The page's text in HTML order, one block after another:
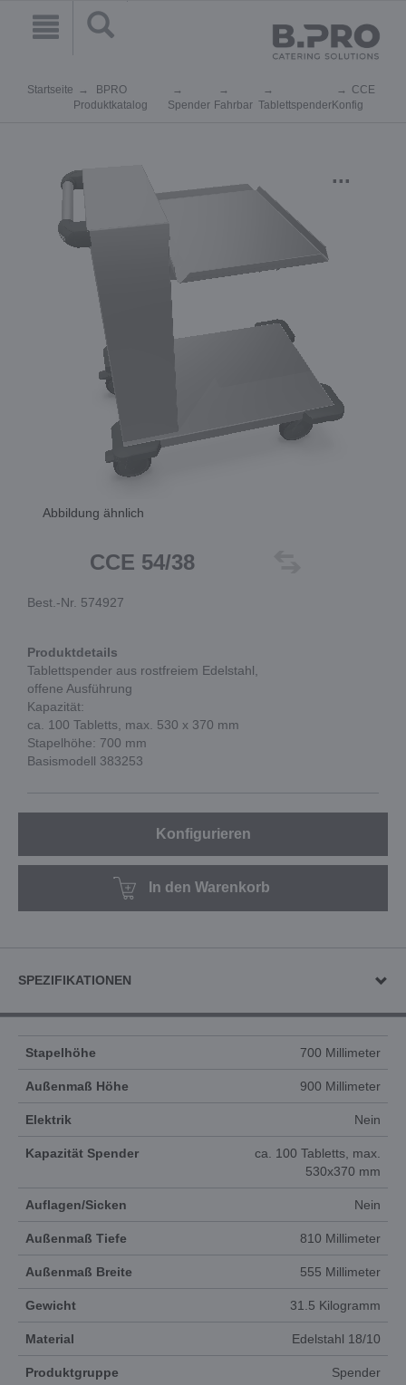
Startseite
BPRO
Produktkatalog
Spender Fahrbar Tablettspender
CCE
Konfig
...
Abbildung ähnlich
CCE 54/38
Best.-Nr. 574927
Produktdetails
Tablettspender aus rostfreiem Edelstahl,
offene Ausführung
Kapazität:
ca. 100 Tabletts, max. 530 x 370 mm
Stapelhöhe: 700 mm
Basismodell 383253
Konfigurieren
In den Warenkorb
SPEZIFIKATIONEN
Stapelhöhe 700 Millimeter
Außenmaß Höhe 900 Millimeter
Elektrik Nein
Kapazität Spender
ca. 100 Tabletts, max.
530x370 mm
Auflagen/Sicken Nein
Außenmaß Tiefe 810 Millimeter
Außenmaß Breite 555 Millimeter
Gewicht 31.5 Kilogramm
Material Edelstahl 18/10
Produktgruppe Spender